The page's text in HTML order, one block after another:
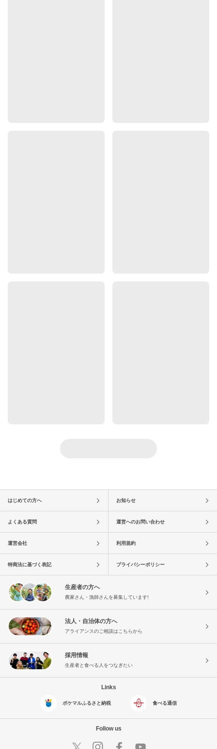
はじめての方へ お知らせ
よくある質問 運営へのお問い合わせ
運営会社 利用規約
特商法に基づく表記 プライバシーポリシー
生産者の方へ
農家さん・漁師さんを募集しています!
法人・自治体の方へ
アライアンスのご相談はこちらから
採用情報
生産者と食べる人をつなぎたい
Links
ポケマルふるさと納税 食べる通信
Follow us